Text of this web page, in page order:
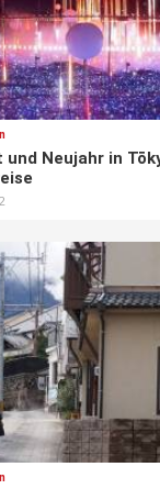
Neujahr in